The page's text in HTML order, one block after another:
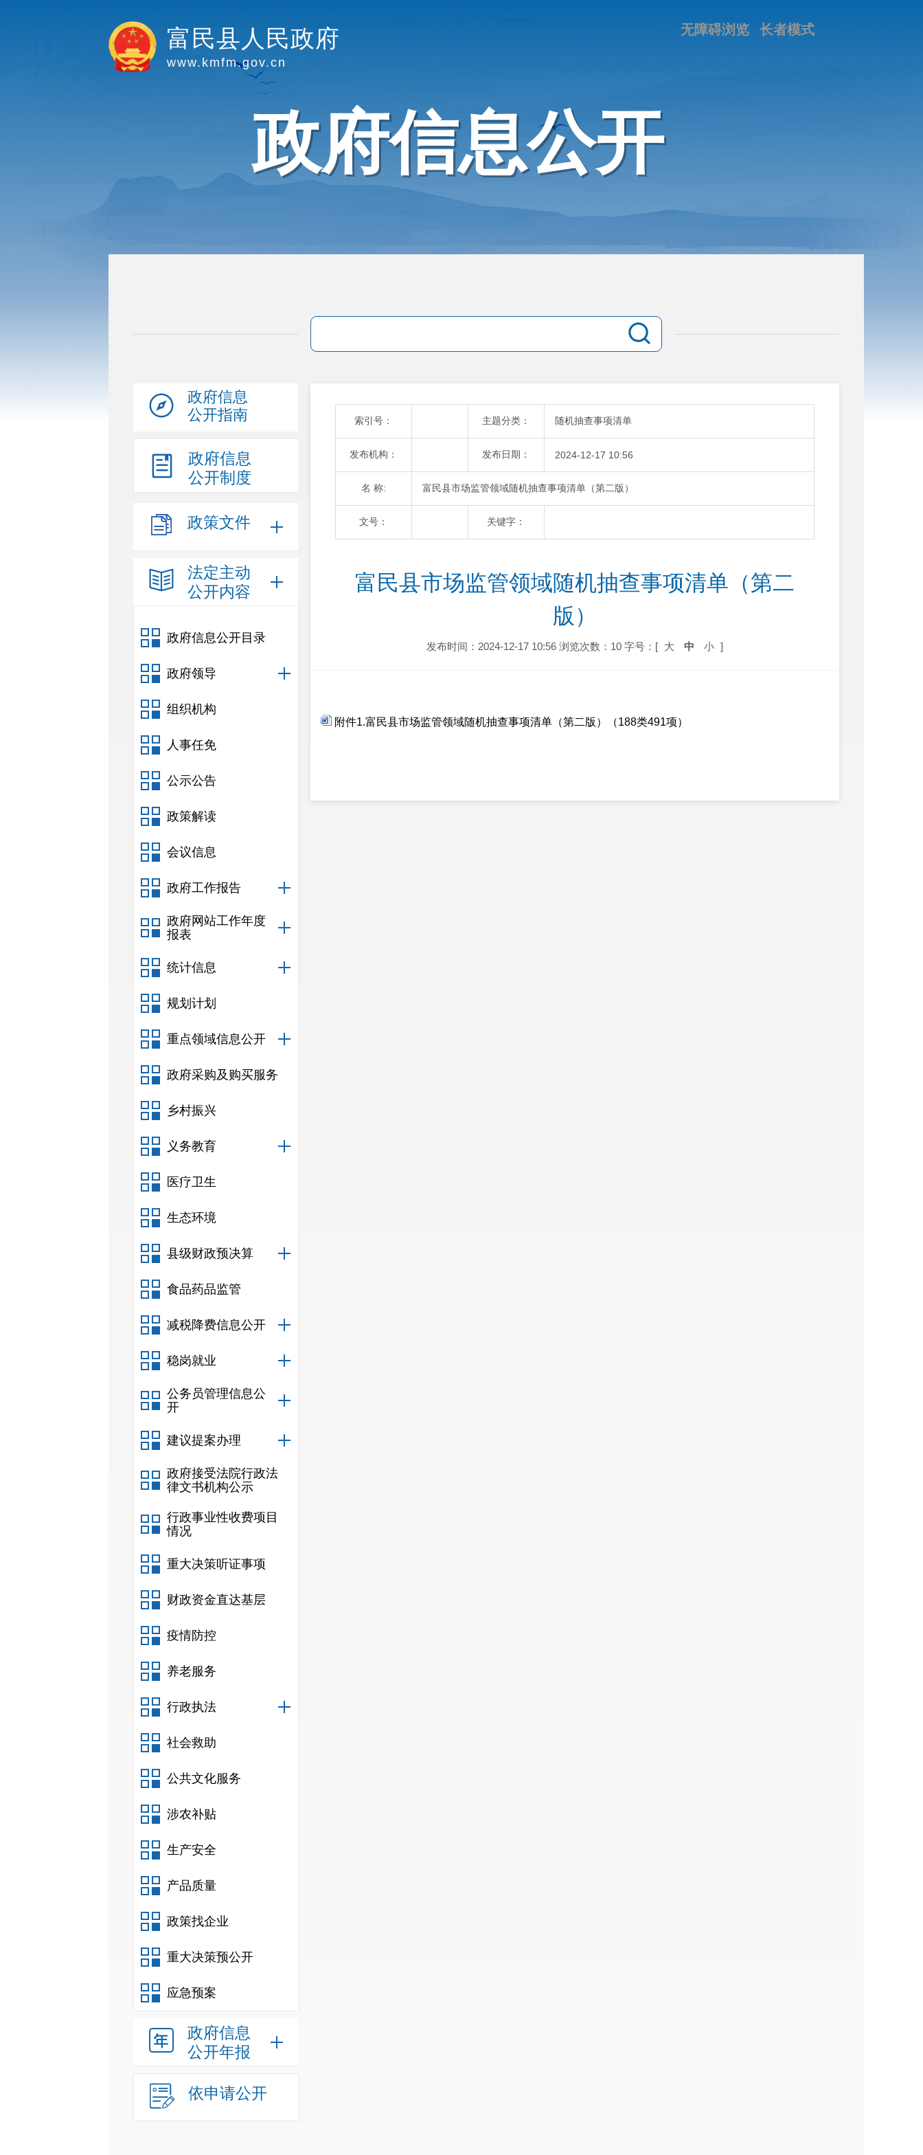
富民县人民政府
www.kmfm.gov.cn
长者模式
无障碍浏览
政府信息公开
政府信息
公开指南
政府信息
公开制度
政策文件
法定主动
公开内容
政府信息公开目录
政府领导
组织机构
人事任免
公示公告
政策解读
会议信息
政府工作报告
政府网站工作年度
报表
统计信息
规划计划
重点领域信息公开
政府采购及购买服务
乡村振兴
义务教育
医疗卫生
生态环境
县级财政预决算
食品药品监管
减税降费信息公开
稳岗就业
公务员管理信息公
开
建议提案办理
政府接受法院行政法
律文书机构公示
行政事业性收费项目
情况
重大决策听证事项
财政资金直达基层
疫情防控
养老服务
行政执法
社会救助
公共文化服务
涉农补贴
生产安全
产品质量
政策找企业
重大决策预公开
应急预案
政府信息
公开年报
依申请公开
索引号： 主题分类： 随机抽查事项清单
发布机构： 发布日期： 2024-12-17 10:56
名 称: 富民县市场监管领域随机抽查事项清单（第二版）
文号： 关键字：
富民县市场监管领域随机抽查事项清单（第二
版）
发布时间：2024-12-17 10:56 浏览次数：10 字号：[ 大 中 小 ]
附件1.富民县市场监管领域随机抽查事项清单（第二版）（188类491项）